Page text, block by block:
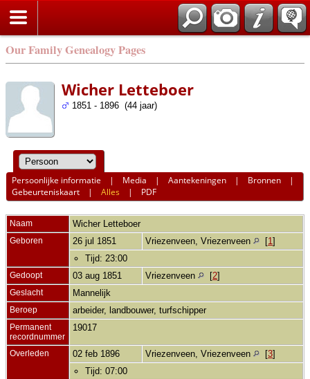
Our Family Genealogy Pages
Wicher Letteboer
1851 - 1896 (44 jaar)
Persoonlijke informatie | Media |Aantekeningen | Bronnen |
Gebeurteniskaart |Alles | PDF
Naam Wicher Letteboer
Geboren 26 jul 1851 Vriezenveen, Vriezenveen [1 ]
Tijd: 23:00
Gedoopt 03 aug 1851 Vriezenveen [2]
Geslacht Mannelijk
Beroep arbeider, landbouwer, turfschipper
Permanent
recordnummer
19017
Overleden 02 feb 1896 Vriezenveen, Vriezenveen [3]
Tijd: 07:00